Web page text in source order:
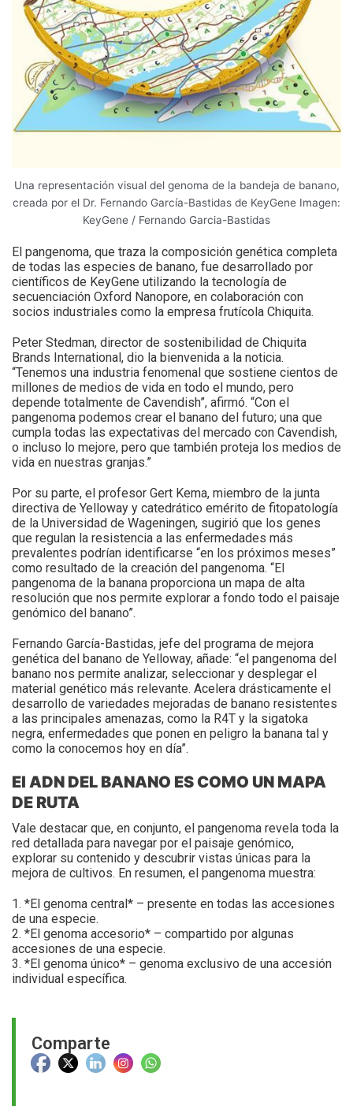
Comparte
Una representación visual del genoma de la bandeja de banano,
creada por el Dr. Fernando García-Bastidas de KeyGene Imagen:
KeyGene / Fernando Garcia-Bastidas
El pangenoma, que traza la composición genética completa
de todas las especies de banano, fue desarrollado por
científicos de KeyGene utilizando la tecnología de
secuenciación Oxford Nanopore, en colaboración con
socios industriales como la empresa frutícola Chiquita.
Peter Stedman, director de sostenibilidad de Chiquita
Brands International, dio la bienvenida a la noticia.
“Tenemos una industria fenomenal que sostiene cientos de
millones de medios de vida en todo el mundo, pero
depende totalmente de Cavendish”, afirmó. “Con el
pangenoma podemos crear el banano del futuro; una que
cumpla todas las expectativas del mercado con Cavendish,
o incluso lo mejore, pero que también proteja los medios de
vida en nuestras granjas.”
Por su parte, el profesor Gert Kema, miembro de la junta
directiva de Yelloway y catedrático emérito de fitopatología
de la Universidad de Wageningen, sugirió que los genes
que regulan la resistencia a las enfermedades más
prevalentes podrían identificarse “en los próximos meses”
como resultado de la creación del pangenoma. “El
pangenoma de la banana proporciona un mapa de alta
resolución que nos permite explorar a fondo todo el paisaje
genómico del banano”.
Fernando García-Bastidas, jefe del programa de mejora
genética del banano de Yelloway, añade: “el pangenoma del
banano nos permite analizar, seleccionar y desplegar el
material genético más relevante. Acelera drásticamente el
desarrollo de variedades mejoradas de banano resistentes
a las principales amenazas, como la R4T y la sigatoka
negra, enfermedades que ponen en peligro la banana tal y
como la conocemos hoy en día”.
El ADN DEL BANANO ES COMO UN MAPA
DE RUTA
Vale destacar que, en conjunto, el pangenoma revela toda la
red detallada para navegar por el paisaje genómico,
explorar su contenido y descubrir vistas únicas para la
mejora de cultivos. En resumen, el pangenoma muestra:
1. *El genoma central* – presente en todas las accesiones
de una especie.
2. *El genoma accesorio* – compartido por algunas
accesiones de una especie.
3. *El genoma único* – genoma exclusivo de una accesión
individual específica.